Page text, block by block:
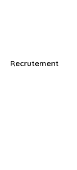
Recrutement